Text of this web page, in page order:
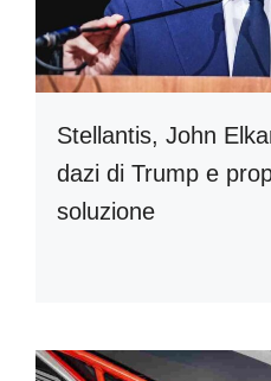
Stellantis, John
dazi di Trump e
soluzione